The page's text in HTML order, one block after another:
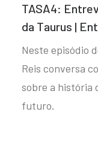
TASA4:
da Taurus |
Neste episódio
Reis conversa
sobre a história
futuro.